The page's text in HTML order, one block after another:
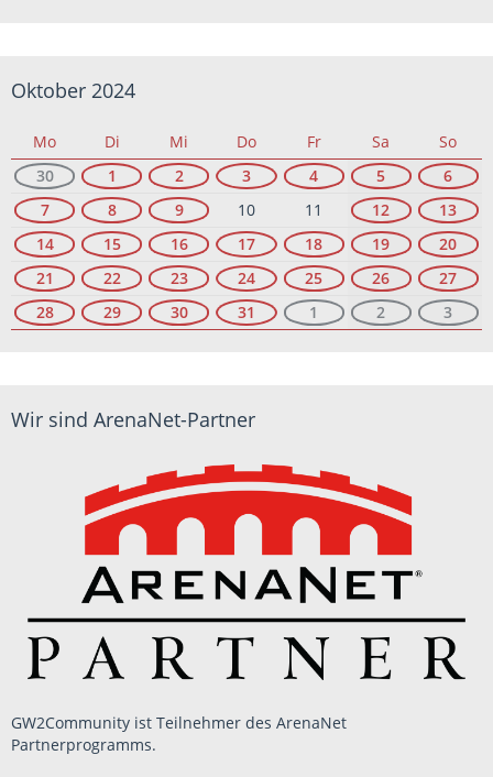
Oktober 2024
Mo Di Mi Do Fr Sa
So
30
1 2 3 4 5
6
7
8 9 10 11 12
13
14
15 16 17 18 19
20
21
22 23 24 25 26
27
28
29 30 31 1 2 3
Wir sind ArenaNet-Partner
GW2Community ist Teilnehmer des ArenaNet
Partnerprogramms.